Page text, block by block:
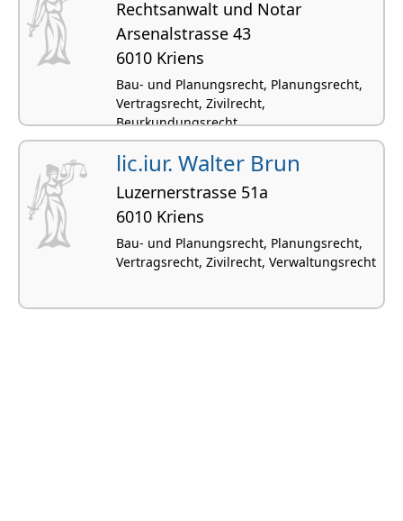
Rechtsanwalt und Notar
Arsenalstrasse 43
6010 Kriens
Bau- und Planungsrecht, Planungsrecht,
Vertragsrecht, Zivilrecht,
Beurkundungsrecht
lic.iur. Walter Brun
Luzernerstrasse 51a
6010 Kriens
Bau- und Planungsrecht, Planungsrecht,
Vertragsrecht, Zivilrecht, Verwaltungsrecht